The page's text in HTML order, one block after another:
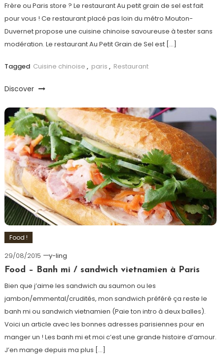
Frère ou Paris store ? Le restaurant Au petit grain de sel est fait
pour vous ! Ce restaurant placé pas loin du métro Mouton-
Duvernet propose une cuisine chinoise savoureuse à tester sans
modération. Le restaurant Au Petit Grain de Sel est […]
Tagged Cuisine chinoise , paris , Restaurant
Discover
Food !
29/08/2015
y-ling
Food – Banh mi / sandwich vietnamien à Paris
Bien que j’aime les sandwich au saumon ou les
jambon/emmental/crudités, mon sandwich préféré ça reste le
banh mi ou sandwich vietnamien (Paie ton intro à deux balles).
Voici un article avec les bonnes adresses parisiennes pour en
manger un ! Les banh mi et moi c’est une grande histoire d’amour.
J’en mange depuis ma plus […]